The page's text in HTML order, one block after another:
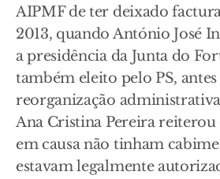
AIPMF de ter deixado
2013, quando António José
a presidência da Junta do
também eleito pelo PS, antes
reorganização
Ana Cristina Pereira reiterou
em causa não tinham
estavam legalmente